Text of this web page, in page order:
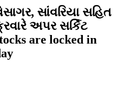
સાંવરિયા સહિત
અપર સર્કિટ
are locked in